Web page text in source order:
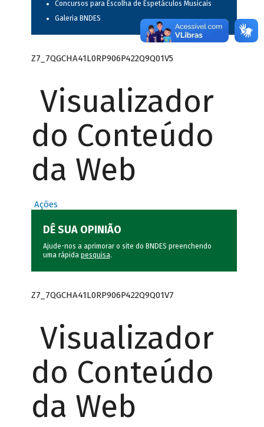
Concursos para Escolha de Espetáculos Musicais
Galeria BNDES
Z7_7QGCHA41L0RP906P422Q9Q01V5
Visualizador
do Conteúdo
da Web
Ações
DÊ SUA OPINIÃO
Ajude-nos a aprimorar o site do BNDES preenchendo
uma rápida pesquisa.
Z7_7QGCHA41L0RP906P422Q9Q01V7
Visualizador
do Conteúdo
da Web